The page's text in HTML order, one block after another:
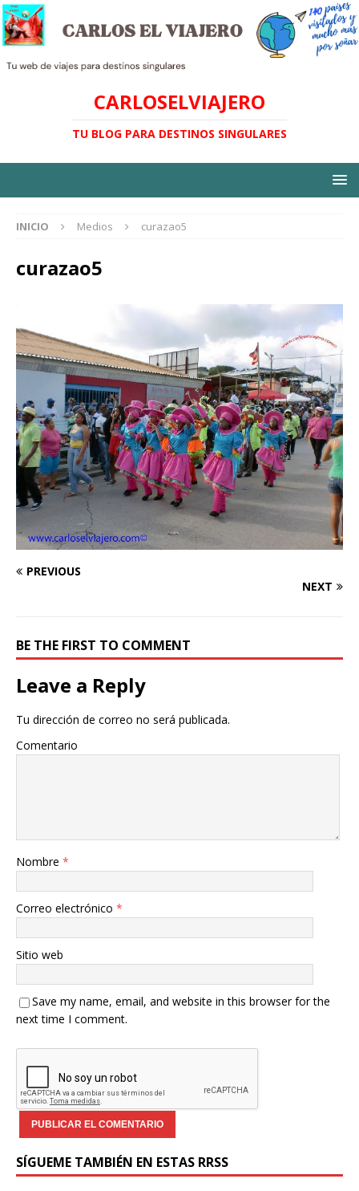
CARLOSELVIAJERO
TU BLOG PARA DESTINOS SINGULARES
INICIO Medios curazao5
curazao5
PREVIOUS
NEXT
BE THE FIRST TO COMMENT
Leave a Reply
Tu dirección de correo no será publicada.
Comentario
Nombre *
Correo electrónico *
Sitio web
Save my name, email, and website in this browser for the
next time I comment.
SÍGUEME TAMBIÉN EN ESTAS RRSS